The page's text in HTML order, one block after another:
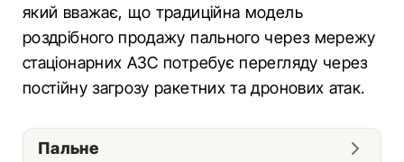
який вважає, що традиційна модель
роздрібного продажу пального через мережу
стаціонарних АЗС потребує перегляду через
постійну загрозу ракетних та дронових атак.
Пальне